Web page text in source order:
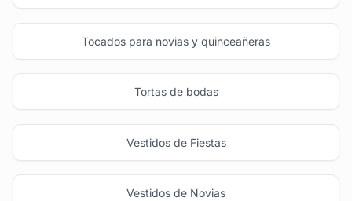
Tocados para novias y quinceañeras
Tortas de bodas
Vestidos de Fiestas
Vestidos de Novias